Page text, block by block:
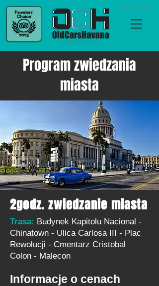
Program zwiedzania
miasta
2godz. zwiedzanie miasta
Trasa: Budynek Kapitolu Nacional -
Chinatown - Ulica Carlosa III - Plac
Rewolucji - Cmentarz Cristobal
Colon - Malecon
Informacje o cenach